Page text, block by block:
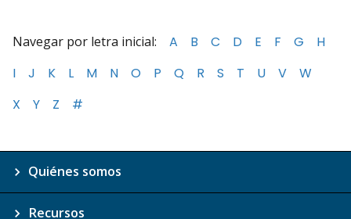
Navegar por letra inicial: A B C D E F G
H
I
J K L M N O P Q R S T U V
W
X
Y Z #
Quiénes somos
Recursos